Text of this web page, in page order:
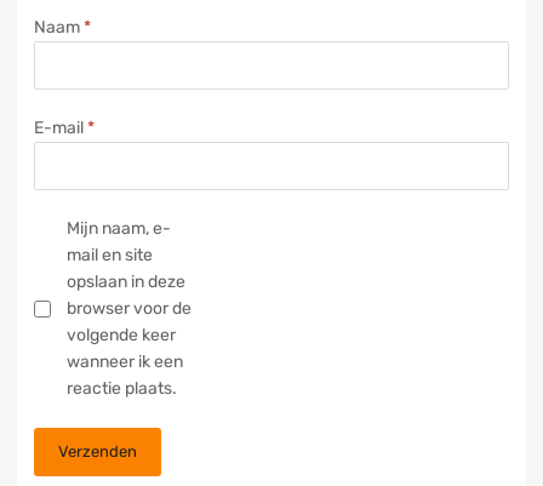
Naam*
E-mail*
Mijn naam, e-
mail en site
opslaan in deze
browser voor de
volgende keer
wanneer ik een
reactie plaats.